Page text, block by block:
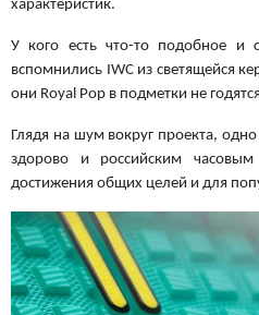
характеристик.
У кого есть что-то подобное и
вспомнились IWC из светящейся
они Royal Pop в подметки не
Глядя на шум вокруг проекта,
здорово и российским
достижения общих целей и для